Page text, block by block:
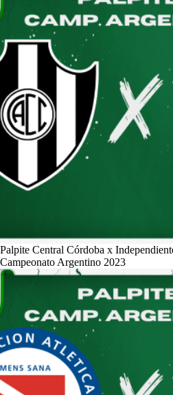
Palpite Central Córdoba x
Campeonato Argentino 2023